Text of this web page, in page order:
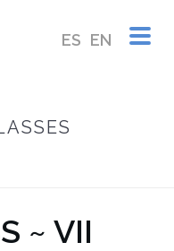
ES EN
~ VII